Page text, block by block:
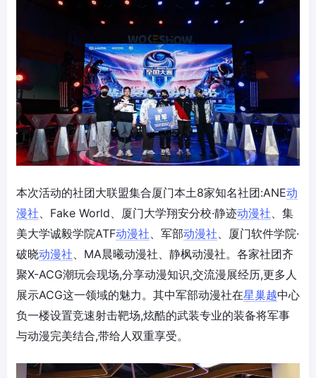
本次活动的社团大联盟集合厦门本土8家知名社团:ANE动
漫社、Fake World、厦门大学翔安分校·静迹动漫社、集
美大学诚毅学院ATF动漫社、军部动漫社、厦门软件学院·
破晓动漫社、MA晨曦动漫社、静枫动漫社。各家社团齐
聚X-ACG潮玩会现场,分享动漫知识,交流漫展经历,更多人
展示ACG这一领域的魅力。其中军部动漫社在星巢越中心
负一楼设置竞速射击靶场,炫酷的武装专业的装备将军事
与动漫完美结合,带给人双重享受。